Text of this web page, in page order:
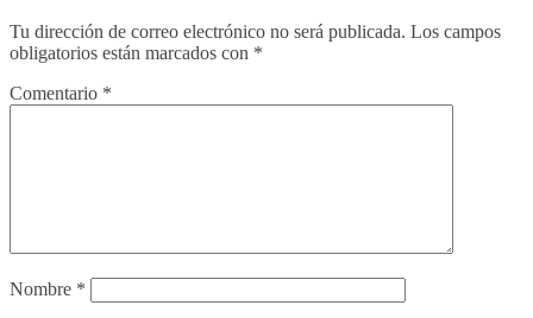
Tu dirección de correo electrónico no será publicada. Los campos
obligatorios están marcados con *
Comentario *
Nombre *